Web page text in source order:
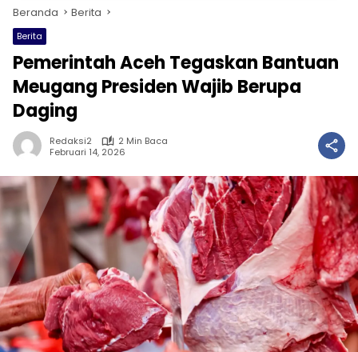
Beranda Berita
Berita
Pemerintah Aceh Tegaskan Bantuan
Meugang Presiden Wajib Berupa
Daging
Redaksi2
2 Min Baca
Februari 14, 2026